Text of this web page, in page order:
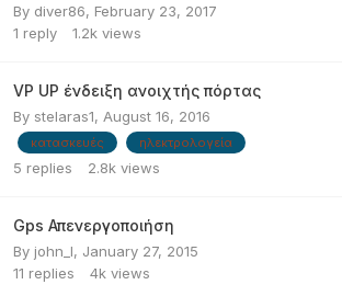
By diver86, February 23, 2017
1 reply 1.2k views
VP UP ένδειξη ανοιχτής πόρτας
By stelaras1, August 16, 2016
κατασκευές ηλεκτρολογεία
5 replies 2.8k views
Gps Απενεργοποιήση
By john_l, January 27, 2015
11 replies 4k views